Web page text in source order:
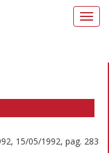
15/05/1992, pag. 283